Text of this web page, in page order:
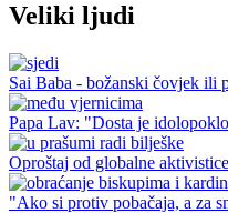
Veliki ljudi
Sai Baba - božanski čovjek ili
Papa Lav: "Dosta je
Oproštaj od globalne
"Ako si protiv pobačaja, a za